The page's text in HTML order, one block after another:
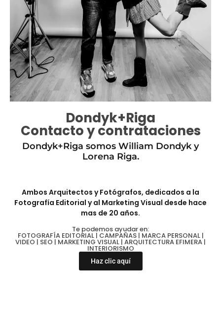
Dondyk+Riga
Contacto y contrataciones
Dondyk+Riga somos William Dondyk y
Lorena Riga.
Ambos Arquitectos y Fotógrafos, dedicados a la
Fotografía Editorial y al Marketing Visual desde hace
mas de 20 años.
Te podemos ayudar en:
FOTOGRAFÍA EDITORIAL | CAMPAÑAS | MARCA PERSONAL |
VIDEO | SEO | MARKETING VISUAL | ARQUITECTURA EFIMERA |
INTERIORISMO
Haz clic aquí